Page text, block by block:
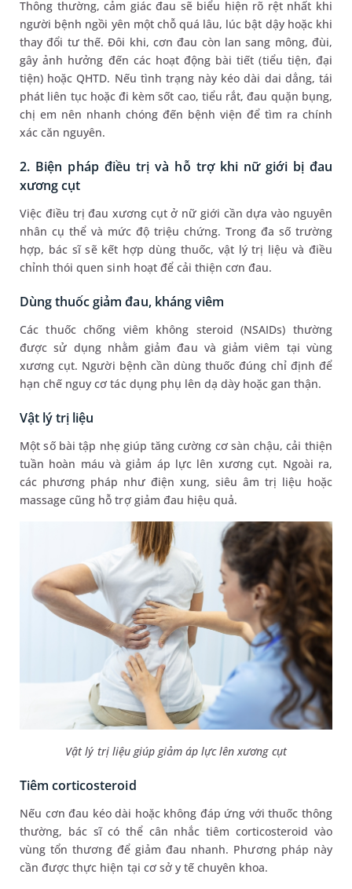
Thông thường, cảm giác đau sẽ biểu hiện rõ rệt nhất khi
người bệnh ngồi yên một chỗ quá lâu, lúc bật dậy hoặc khi
thay đổi tư thế. Đôi khi, cơn đau còn lan sang mông, đùi,
gây ảnh hưởng đến các hoạt động bài tiết (tiểu tiện, đại
tiện) hoặc QHTD. Nếu tình trạng này kéo dài dai dẳng, tái
phát liên tục hoặc đi kèm sốt cao, tiểu rắt, đau quặn bụng,
chị em nên nhanh chóng đến bệnh viện để tìm ra chính
xác căn nguyên.
2. Biện pháp điều trị và hỗ trợ khi nữ giới bị đau
xương cụt
Việc điều trị đau xương cụt ở nữ giới cần dựa vào nguyên
nhân cụ thể và mức độ triệu chứng. Trong đa số trường
hợp, bác sĩ sẽ kết hợp dùng thuốc, vật lý trị liệu và điều
chỉnh thói quen sinh hoạt để cải thiện cơn đau.
Dùng thuốc giảm đau, kháng viêm
Các thuốc chống viêm không steroid (NSAIDs) thường
được sử dụng nhằm giảm đau và giảm viêm tại vùng
xương cụt. Người bệnh cần dùng thuốc đúng chỉ định để
hạn chế nguy cơ tác dụng phụ lên dạ dày hoặc gan thận.
Vật lý trị liệu
Một số bài tập nhẹ giúp tăng cường cơ sàn chậu, cải thiện
tuần hoàn máu và giảm áp lực lên xương cụt. Ngoài ra,
các phương pháp như điện xung, siêu âm trị liệu hoặc
massage cũng hỗ trợ giảm đau hiệu quả.
Vật lý trị liệu giúp giảm áp lực lên xương cụt
Tiêm corticosteroid
Nếu cơn đau kéo dài hoặc không đáp ứng với thuốc thông
thường, bác sĩ có thể cân nhắc tiêm corticosteroid vào
vùng tổn thương để giảm đau nhanh. Phương pháp này
cần được thực hiện tại cơ sở y tế chuyên khoa.